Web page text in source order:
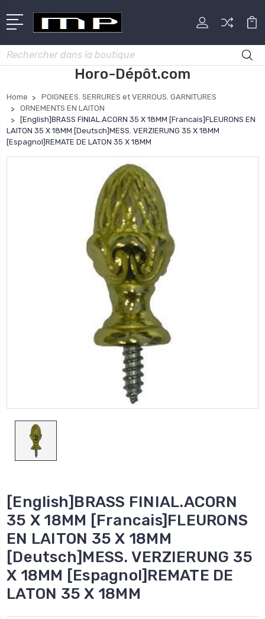
Rechercher
Horo-Dépôt.com
Home
POIGNEES. SERRURES et VERROUS. GARNITURES
ORNEMENTS EN LAITON
[English]BRASS FINIAL.ACORN 35 X 18MM [Francais]FLEURONS EN
LAITON 35 X 18MM [Deutsch]MESS. VERZIERUNG 35 X 18MM
[Espagnol]REMATE DE LATON 35 X 18MM
[English]BRASS FINIAL.ACORN
35 X 18MM [Francais]FLEURONS
EN LAITON 35 X 18MM
[Deutsch]MESS. VERZIERUNG 35
X 18MM [Espagnol]REMATE DE
LATON 35 X 18MM